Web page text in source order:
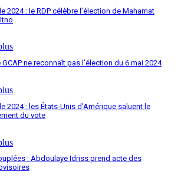
2024 : le RDP célèbre l’élection de Mahamat
ne reconnaît pas l’élection du 6 mai 2024
2024 : les États-Unis d’Amérique saluent le
du vote
: Abdoulaye Idriss prend acte des